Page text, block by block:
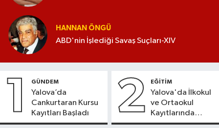
HANNAN ÖNGÜ
ABD'nin İşlediği Savaş Suçları-XIV
1 GÜNDEM
Yalova’da
Cankurtaran Kursu
Kayıtları Başladı
2 EĞİTİM
Yalova'da İlkokul
ve Ortaokul
Kayıtlarında
Adres Doğrulama